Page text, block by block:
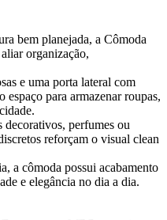
bem planejada, a Cômoda
organização,
e uma porta lateral com
espaço para armazenar roupas,
decorativos, perfumes ou
reforçam o visual clean
a cômoda possui acabamento
e elegância no dia a dia.